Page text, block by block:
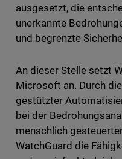
ausgesetzt, die
unerkannte
und begrenzte
An dieser Stelle setzt
Microsoft an. Durch
gestützter
bei der
menschlich
WatchGuard die